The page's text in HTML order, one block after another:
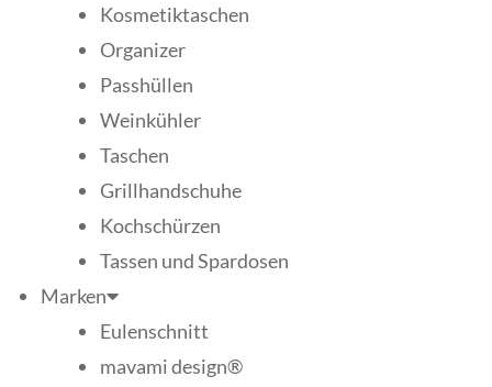
Kosmetiktaschen
Organizer
Passhüllen
Weinkühler
Taschen
Grillhandschuhe
Kochschürzen
Tassen und Spardosen
Marken
Eulenschnitt
mavami design®